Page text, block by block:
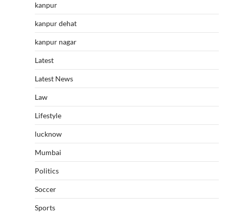
kanpur
kanpur dehat
kanpur nagar
Latest
Latest News
Law
Lifestyle
lucknow
Mumbai
Politics
Soccer
Sports